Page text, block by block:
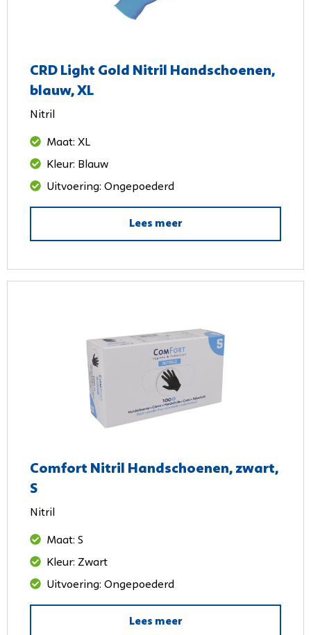
CRD Light Gold Nitril Handschoenen,
blauw, XL
Nitril
Maat: XL
Kleur: Blauw
Uitvoering: Ongepoederd
Lees meer
Comfort Nitril Handschoenen, zwart,
S
Nitril
Maat: S
Kleur: Zwart
Uitvoering: Ongepoederd
Lees meer